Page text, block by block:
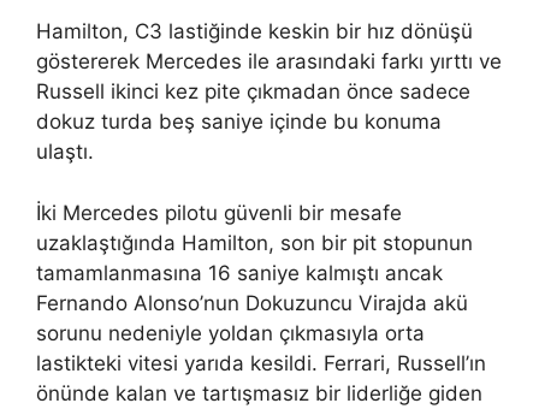
Hamilton, C3 lastiğinde keskin bir hız dönüşü
göstererek Mercedes ile arasındaki farkı yırttı ve
Russell ikinci kez pite çıkmadan önce sadece
dokuz turda beş saniye içinde bu konuma
ulaştı.
İki Mercedes pilotu güvenli bir mesafe
uzaklaştığında Hamilton, son bir pit stopunun
tamamlanmasına 16 saniye kalmıştı ancak
Fernando Alonso’nun Dokuzuncu Virajda akü
sorunu nedeniyle yoldan çıkmasıyla orta
lastikteki vitesi yarıda kesildi. Ferrari, Russell’ın
önünde kalan ve tartışmasız bir liderliğe giden